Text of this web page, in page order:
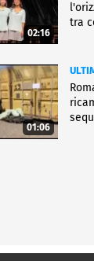
02:16
tra
01:06